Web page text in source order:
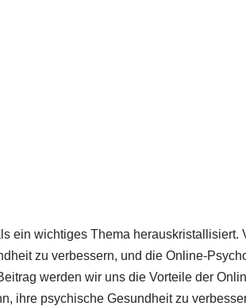
ein wichtiges Thema herauskristallisiert.
zu verbessern, und die Online-
werden wir uns die Vorteile der
ihre psychische Gesundheit zu